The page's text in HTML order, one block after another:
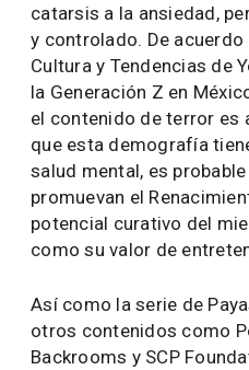
catarsis a la ansiedad,
y controlado. De
Cultura y Tendencias de
la Generación Z en
el contenido de terror es
que esta demografía
salud mental, es
promuevan el
potencial curativo del
como su valor de
Así como la serie de
otros contenidos como
Backrooms y SCP